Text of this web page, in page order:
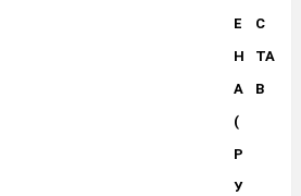
Е
Н
А
(
Р
У
С
ТА
В